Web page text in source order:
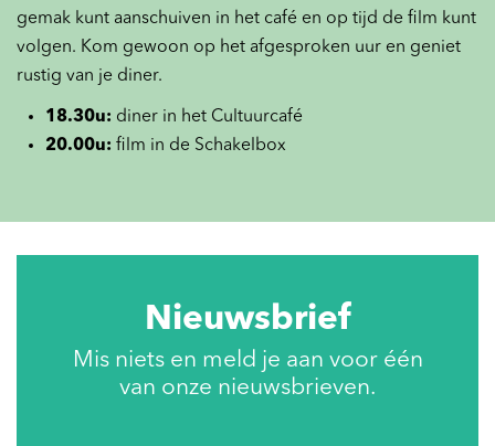
gemak kunt aanschuiven in het café en op tijd de film kunt
volgen. Kom gewoon op het afgesproken uur en geniet
rustig van je diner.
18.30u: diner in het Cultuurcafé
20.00u: film in de Schakelbox
Nieuwsbrief
Mis niets en meld je aan voor één
van onze nieuwsbrieven.